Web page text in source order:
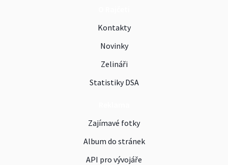
Kontakty
Novinky
Zelináři
Statistiky DSA
Zajímavé fotky
Album do stránek
API pro vývojáře